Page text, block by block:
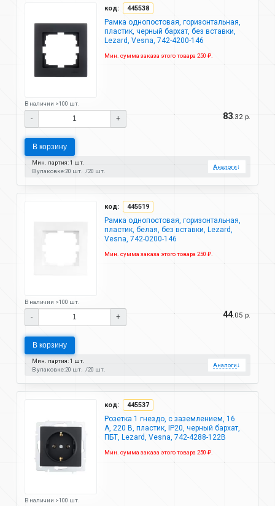
код: 445538
Рамка однопостовая, горизонтальная,
пластик, черный бархат, без вставки,
Lezard, Vesna, 742-4200-146
Мин. сумма заказа этого товара 250 ₽.
В наличии >100 шт.
- + 83.32 р.
В корзину
Мин. партия: 1 шт.
В упаковке:20 шт. 20 шт.
Аналоги↓
код: 445519
Рамка однопостовая, горизонтальная,
пластик, белая, без вставки, Lezard,
Vesna, 742-0200-146
Мин. сумма заказа этого товара 250 ₽.
В наличии >100 шт.
- + 44.05 р.
В корзину
Мин. партия: 1 шт.
В упаковке:20 шт. 20 шт.
Аналоги↓
код: 445537
Розетка 1 гнездо, с заземлением, 16
А, 220 В, пластик, IP20, черный бархат,
ПБТ, Lezard, Vesna, 742-4288-122B
Мин. сумма заказа этого товара 250 ₽.
В наличии >100 шт.